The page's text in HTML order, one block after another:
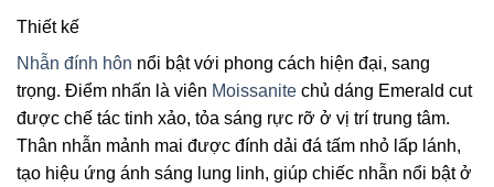
Thiết kế
Nhẫn đính hôn nổi bật với phong cách hiện đại, sang
trọng. Điểm nhấn là viên Moissanite chủ dáng Emerald cut
được chế tác tinh xảo, tỏa sáng rực rỡ ở vị trí trung tâm.
Thân nhẫn mảnh mai được đính dải đá tấm nhỏ lấp lánh,
tạo hiệu ứng ánh sáng lung linh, giúp chiếc nhẫn nổi bật ở